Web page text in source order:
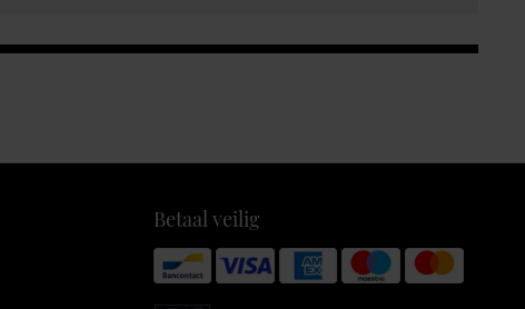
Betaal veilig